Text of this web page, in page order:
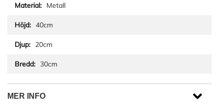
Metall
40cm
20cm
30cm
MER INFO